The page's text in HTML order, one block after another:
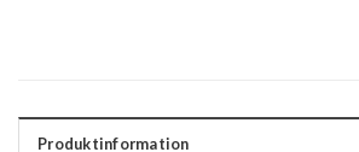
Produktinformation